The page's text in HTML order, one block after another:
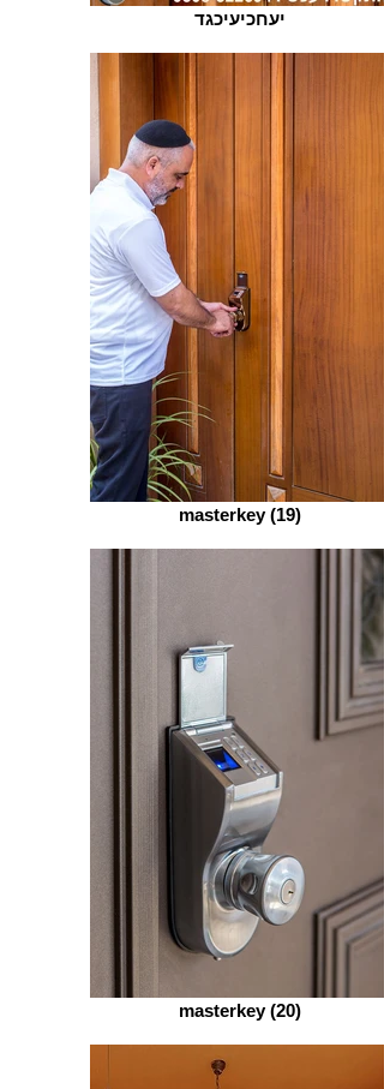
יעחכיעיכגד
masterkey (19)
masterkey (20)